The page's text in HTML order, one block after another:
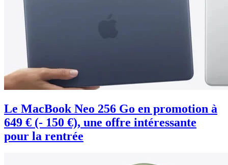
Le MacBook Neo 256 Go en promotion à
649 € (- 150 €), une offre intéressante
pour la rentrée